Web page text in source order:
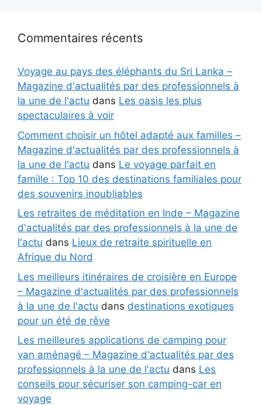
Commentaires récents
Voyage au pays des éléphants du Sri Lanka –
Magazine d'actualités par des professionnels à
la une de l'actu dans Les oasis les plus
spectaculaires à voir
Comment choisir un hôtel adapté aux familles –
Magazine d'actualités par des professionnels à
la une de l'actu dans Le voyage parfait en
famille : Top 10 des destinations familiales pour
des souvenirs inoubliables
Les retraites de méditation en Inde – Magazine
d'actualités par des professionnels à la une de
l'actu dans Lieux de retraite spirituelle en
Afrique du Nord
Les meilleurs itinéraires de croisière en Europe
– Magazine d'actualités par des professionnels
à la une de l'actu dans destinations exotiques
pour un été de rêve
Les meilleures applications de camping pour
van aménagé – Magazine d'actualités par des
professionnels à la une de l'actu dans Les
conseils pour sécuriser son camping-car en
voyage